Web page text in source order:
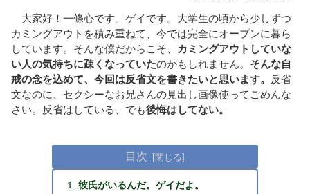
大家好！一條心です。ゲイです。大学生の頃から少しずつ
カミングアウトを積み重ねて、今では完全にオープンに暮ら
しています。そんな僕だからこそ、
カミングアウトしていな
い人の気持ちに疎くなっていたのかもしれません。 そんな自
戒の念を込めて、今回は反省文を書きたいと思います。
反省
文なのに、セクシーなお兄さんの見出し画像使ってごめんな
さい。反省はしている、でも後悔はしてない。
目次
彼氏がいるんだ。ゲイだよ。